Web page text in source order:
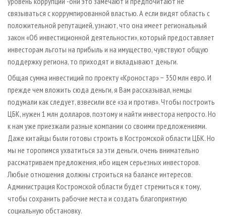
связываться с коррумпированной властью. А если видят область с
положительной репутацией, узнают, что она имеет региональный
закон «Об инвестиционной деятельности», который предоставляет
инвесторам льготы на прибыль и на имущество, чувствуют общую
поддержку региона, то приходят и вкладывают деньги.
Общая сумма инвестиций по проекту «Кроностар» − 350 млн евро. И
прежде чем вложить сюда деньги, я Вам рассказывал, немцы
подумали как следует, взвесили все «за и против». Чтобы построить
ЦБК, нужен 1 млн долларов, поэтому и найти инвестора непросто. Но
к нам уже приезжали разные компании со своими предложениями.
Даже китайцы были готовы строить в Костромской области ЦБК. Но
мы не торопимся ухватиться за эти деньги, очень внимательно
рассматриваем предложения, ибо ищем серьезных инвесторов.
Любые отношения должны строиться на балансе интересов.
Администрация Костромской области будет стремиться к тому,
чтобы сохранить рабочие места и создать благоприятную
социальную обстановку.